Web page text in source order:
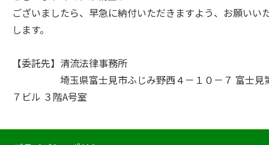
ございましたら、早急に納付いただきますよう、お願いい
します。
【委託先】清流法律事務所
埼玉県富士見市ふじみ野西４－１０－７ 富士見
７ビル ３階A号室